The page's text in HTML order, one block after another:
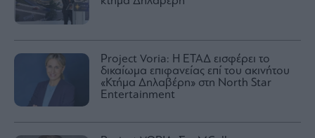
Project Voria: Η ΕΤΑΔ εισφέρει το
δικαίωμα επιφανείας επί του ακινήτου
«Κτήμα Δηλαβέρη» στη North Star
Entertainment